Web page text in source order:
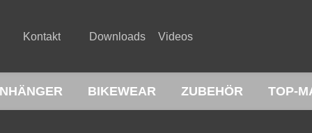
Kontakt Downloads Videos
BIKEWEAR ZUBEHÖR TOP-